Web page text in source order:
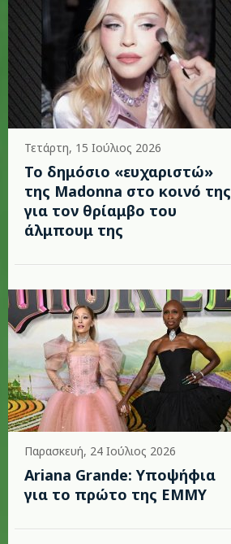
Τετάρτη, 15 Ιούλιος 2026
Το δημόσιο «ευχαριστώ»
της Madonna στο κοινό της
για τον θρίαμβο του
άλμπουμ της
Παρασκευή, 24 Ιούλιος 2026
Ariana Grande: Υποψήφια
για το πρώτο της EMMY